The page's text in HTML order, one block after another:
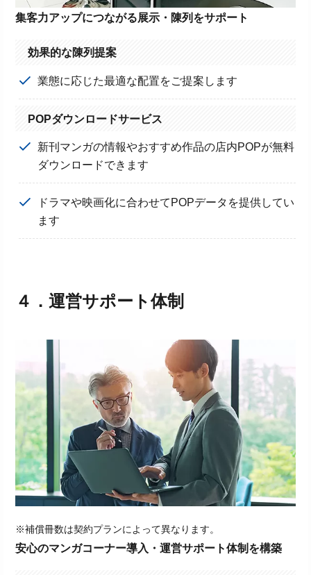
集客力アップにつながる展示・陳列をサポート
効果的な陳列提案
業態に応じた最適な配置をご提案します
POPダウンロードサービス
新刊マンガの情報やおすすめ作品の店内POPが無料
ダウンロードできます
ドラマや映画化に合わせてPOPデータを提供してい
ます
４．運営サポート体制
※補償冊数は契約プランによって異なります。
安心のマンガコーナー導入・運営サポート体制を構築